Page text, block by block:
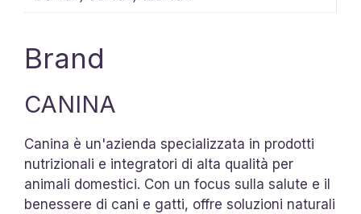
Brand
CANINA
Canina è un'azienda specializzata in prodotti
nutrizionali e integratori di alta qualità per
animali domestici. Con un focus sulla salute e il
benessere di cani e gatti, offre soluzioni naturali